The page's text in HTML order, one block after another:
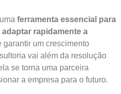
ferramenta essencial para
rapidamente a
garantir um crescimento
vai além da resolução
se torna uma parceira
a empresa para o futuro.